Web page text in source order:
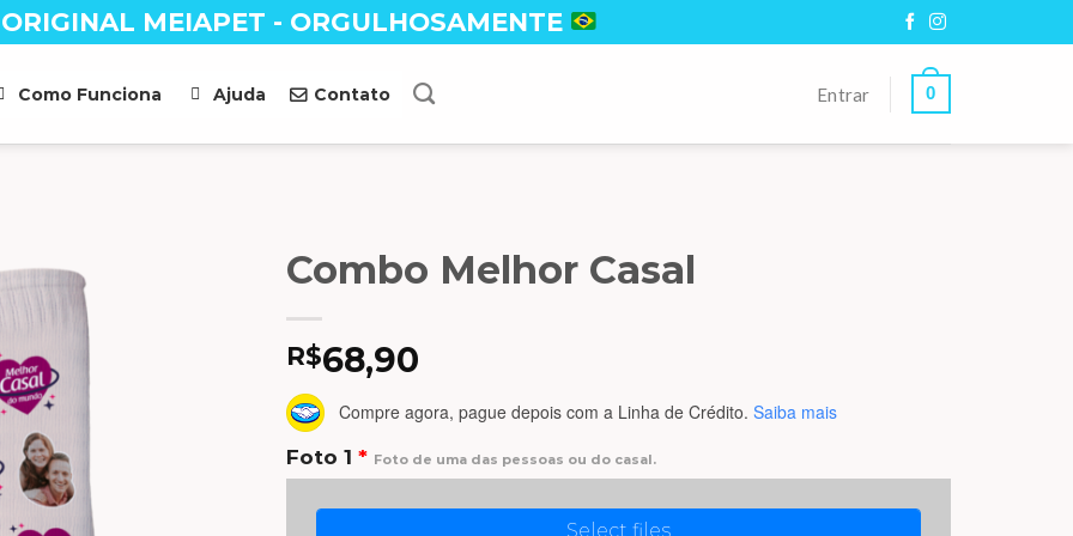
MEIAPET - ORGULHOSAMENTE
Como Funciona Ajuda Contato Entrar 0
Combo Melhor Casal
R$68,90
Compre agora, pague depois com a Linha de Crédito. Saiba mais
Foto 1 * Foto de uma das pessoas ou do casal.
Select files